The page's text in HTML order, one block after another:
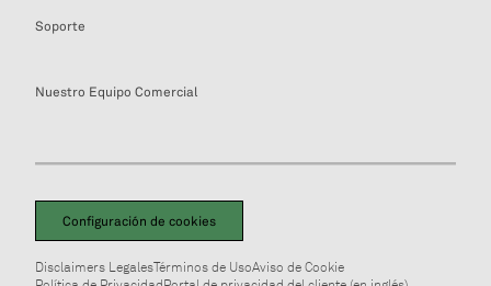
Soporte
Nuestro Equipo Comercial
Configuración de cookies
Disclaimers LegalesTérminos de UsoAviso de Cookie